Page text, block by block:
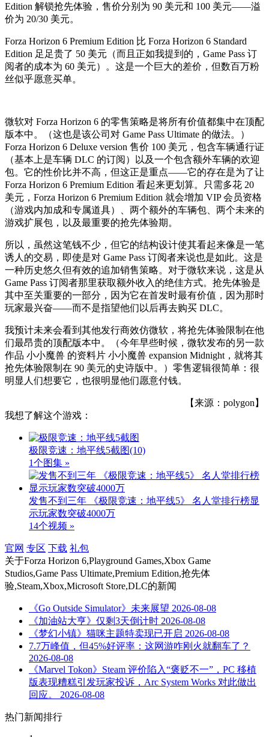
Edition 解锁抢先体验，售价分别为 90 美元和 100 美元——溢
价为 20/30 美元。
Forza Horizon 6 Premium Edition 比 Forza Horizon 6 Standard
Edition 足足贵了 50 美元（而且正如我提到的，Game Pass 订
阅者的成本为 60 美元）。这是一个巨大的差价，但数百万粉
丝似乎愿意买单。
微软对 Forza Horizon 6 的零售策略是将所有价值都集中在顶配
版本中。（这也是该公司对 Game Pass Ultimate 的做法。）
Forza Horizon 6 Deluxe version 售价 100 美元，包含车辆通行证
（基本上是车辆 DLC 的订阅）以及一个包含额外车辆的欢迎
包。它的性价比并不高，但这正是重点——它的存在是为了让
Forza Horizon 6 Premium Edition 看起来更划算。只需多花 20
美元，Forza Horizon 6 Premium Edition 就会增加 VIP 会员资格
（游戏内加成和专属道具）、两个额外的车辆包、两个未来的
游戏扩展包，以及最重要的抢先体验期。
所以，虽然这笔钱不少，但它的结构设计使其看起来像是一笔
诱人的交易，即使是对 Game Pass 订阅者来说也是如此。这是
一种历史悠久但有效的追加销售策略。对于微软来说，这是从
Game Pass 订阅者那里获取额外收入的绝佳方式。抢先体验是
其中至关重要的一部分，因为它在首发时最有价值，因为那时
玩家最兴奋——而不是指望他们以后再去购买 DLC。
我预计未来会看到其他发行商效仿微软，将抢先体验限制在他
们最昂贵的顶配版本中。（今年早些时候，微软发布的另一款
作品 小小魔兽 的资料片 小小魔兽 expansion Midnight，就将其
抢先体验限制在 90 美元的史诗版中。）零售逻辑很简单：很
明显人们想要它，也很明显他们愿意付钱。
【来源：polygon】
我想了解这个游戏：
极限竞速：地平线5截图(10)
1个图集 »
发售不到三年 《极限竞速：地平线5》 名人堂排行榜显
示玩家数突破4000万
14个视频 »
官网 专区 下载 礼包
关于Forza Horizon 6,Playground Games,Xbox Game
Studios,Game Pass Ultimate,Premium Edition,抢先体
验,Steam,Xbox,Microsoft Store,DLC的新闻
《Go Outside Simulator》未来展望 2026-08-08
《加油站大亨》仅剩3天倒计时 2026-08-08
《梦幻小镇》猫咪主题特卖现已开启 2026-08-08
7.7万峰值，但45%好评率：这网游咋刚火就翻车了？
2026-08-08
《Marvel Tokon》Steam 评价陷入“褒贬不一”，PC 移植
版表现糟糕引发玩家投诉，Arc System Works 对此做出
回应。
2026-08-08
热门新闻排行